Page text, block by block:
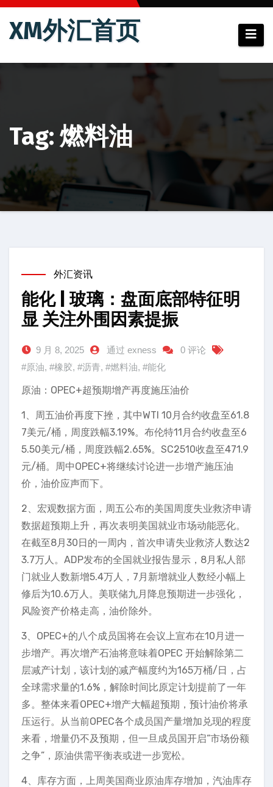
跳
XM外汇首页
Tag: 燃料油
外汇资讯
能化 | 玻璃：盘面底部特征明
显 关注外围因素提振
9 月 8, 2025 通过 exness
0 评论
#原油, #橡胶, #沥青, #燃料油, #能化
原油：OPEC+超预期增产再度施压油价
1、周五油价再度下挫，其中WTI 10月合约收盘至61.8
7美元/桶，周度跌幅3.19%。布伦特11月合约收盘至6
5.50美元/桶，周度跌幅2.65%。SC2510收盘至471.9
元/桶。周中OPEC+将继续讨论进一步增产施压油
价，油价应声而下。
2、宏观数据方面，周五公布的美国周度失业救济申请
数据超预期上升，再次表明美国就业市场动能恶化。
在截至8月30日的一周内，首次申请失业救济人数达2
3.7万人。ADP发布的全国就业报告显示，8月私人部
门就业人数新增5.4万人，7月新增就业人数经小幅上
修后为10.6万人。美联储九月降息预期进一步强化，
风险资产价格走高，油价除外。
3、OPEC+的八个成员国将在会议上宣布在10月进一
步增产。再次增产石油将意味着OPEC 开始解除第二
层减产计划，该计划的减产幅度约为165万桶/日，占
全球需求量的1.6%，解除时间比原定计划提前了一年
多。整体来看OPEC+增产大幅超预期，预计油价将承
压运行。从当前OPEC各个成员国产量增加兑现的程度
来看，增量仍不及预期，但一旦成员国开启“市场份额
之争”，原油供需平衡表或进一步宽松。
4、库存方面，上周美国商业原油库存增加，汽油库存